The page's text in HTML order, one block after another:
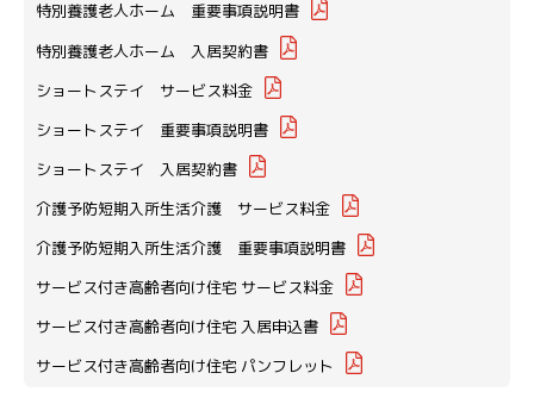
特別養護老人ホーム 重要事項説明書
特別養護老人ホーム 入居契約書
ショートステイ サービス料金
ショートステイ 重要事項説明書
ショートステイ 入居契約書
介護予防短期入所生活介護 サービス料金
介護予防短期入所生活介護 重要事項説明書
サービス付き高齢者向け住宅 サービス料金
サービス付き高齢者向け住宅 入居申込書
サービス付き高齢者向け住宅 パンフレット